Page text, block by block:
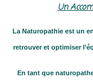
Un
La Naturopathie est un
retrouver et optimiser
En tant que